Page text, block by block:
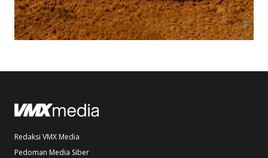
Redaksi VMX Media
Pedoman Media Siber